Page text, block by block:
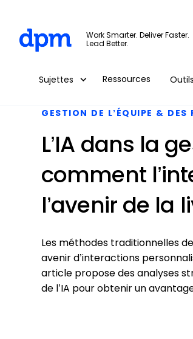
Skip to main content
Work Smarter. Deliver Faster.
Lead Better.
Sujettes Ressources Outils
GESTION DE L’ÉQUIPE & DES
L’IA dans la
comment
l’avenir de la
Les méthodes traditionnelles
avenir d’interactions
article propose des analyses
de l’IA pour obtenir un